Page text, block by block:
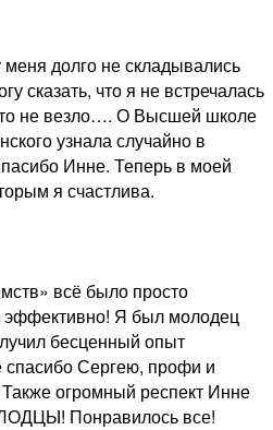
долго не складывались
сказать, что я не встречалась
не везло…. О Высшей школе
узнала случайно в
Инне. Теперь в моей
я счастлива.
всё было просто
эффективно! Я был молодец
бесценный опыт
Сергею, профи и
огромный респект Инне
Понравилось все!